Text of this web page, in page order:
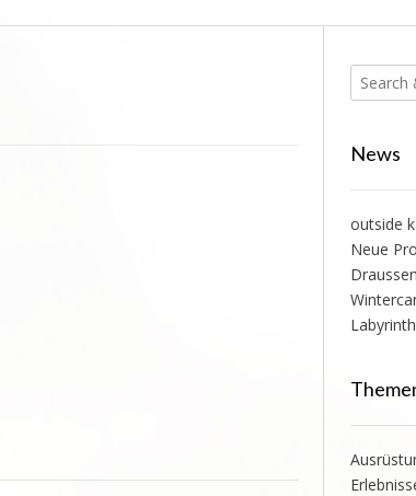
News
outside
Neue
Labyrinth